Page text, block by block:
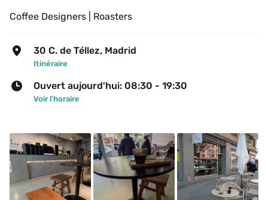
Coffee Designers | Roasters
30 C. de Téllez, Madrid
Itinéraire
Ouvert aujourd'hui: 08:30 - 19:30
Voir l'horaire